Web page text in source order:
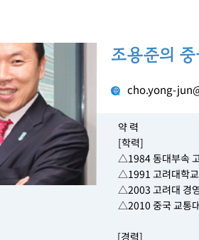
조용준의
cho.yong-
약 력
[학력]
△1984 동대부속
△1991 고려대학
△2003 고려대 경
△2010 중국 교통
[경력]